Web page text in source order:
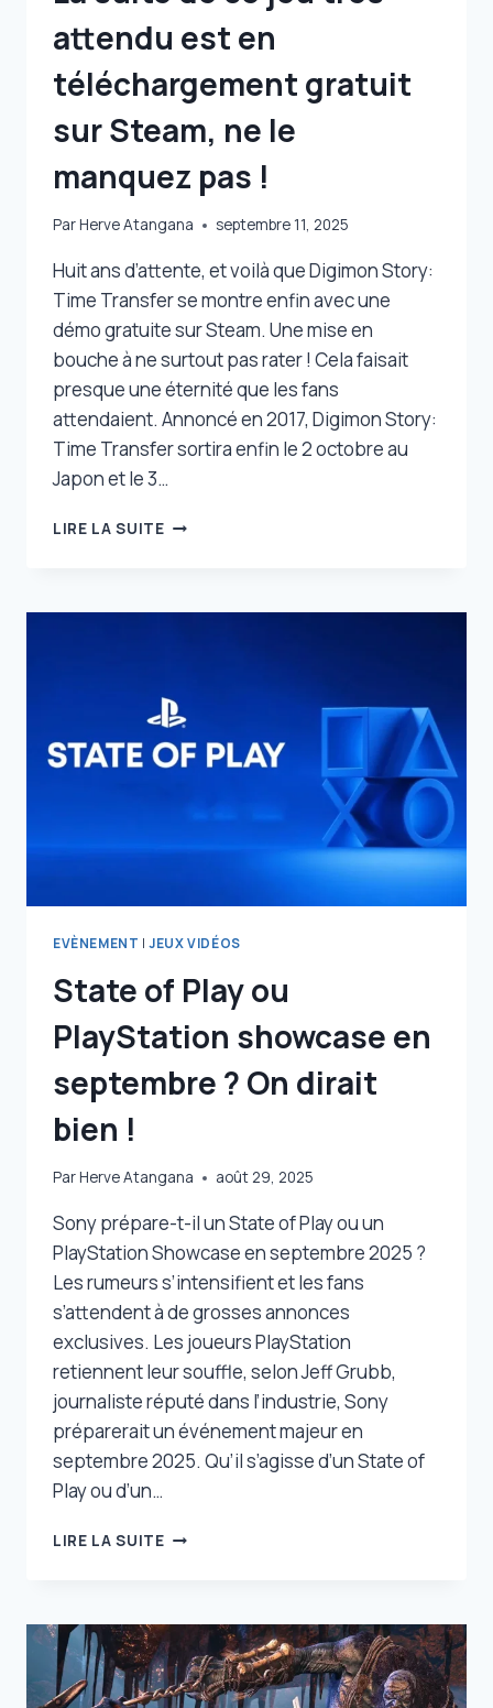
attendu est en
téléchargement gratuit
sur Steam, ne le
manquez pas !
ParHerve Atangana septembre 11, 2025
Huit ans d’attente, et voilà que Digimon Story:
Time Transfer se montre enfin avec une
démo gratuite sur Steam. Une mise en
bouche à ne surtout pas rater ! Cela faisait
presque une éternité que les fans
attendaient. Annoncé en 2017, Digimon Story:
Time Transfer sortira enfin le 2 octobre au
Japon et le 3…
LIRE LA SUITELA
JEU
EN
TÉLÉCHARGEMENT
GRATUIT
EVÈNEMENT |JEUX VIDÉOS
State of Play ou
PlayStation showcase en
septembre ? On dirait
bien !
ParHerve Atangana août 29, 2025
Sony prépare-t-il un State of Play ou un
PlayStation Showcase en septembre 2025 ?
Les rumeurs s’intensifient et les fans
s’attendent à de grosses annonces
exclusives. Les joueurs PlayStation
retiennent leur souffle, selon Jeff Grubb,
journaliste réputé dans l’industrie, Sony
préparerait un événement majeur en
septembre 2025. Qu’il s’agisse d’un State of
Play ou d’un…
LIRE LA SUITESTATE
PLAYSTATION
SHOWCASE
EN
SEPTEMBRE